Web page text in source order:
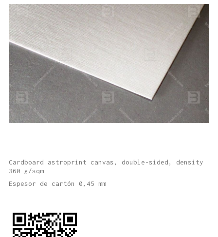
Cardboard astroprint canvas, double-sided, density
360 g/sqm
Espesor de cartón 0,45 mm